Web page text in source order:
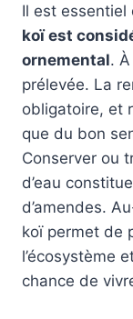
Il est essentiel
koï est
ornemental.
prélevée. La
obligatoire, et
que du bon
Conserver ou
d’eau
d’amendes.
koï permet de
l’écosystème
chance de